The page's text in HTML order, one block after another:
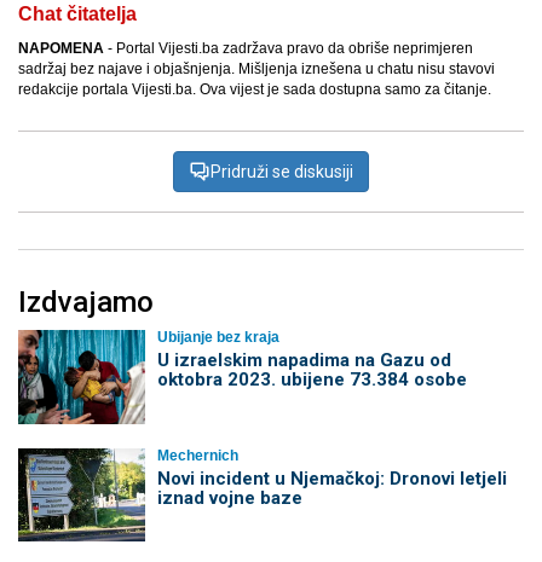
Chat čitatelja
NAPOMENA - Portal Vijesti.ba zadržava pravo da obriše neprimjeren
sadržaj bez najave i objašnjenja. Mišljenja iznešena u chatu nisu stavovi
redakcije portala Vijesti.ba. Ova vijest je sada dostupna samo za čitanje.
Pridruži se diskusiji
Izdvajamo
Ubijanje bez kraja
U izraelskim napadima na Gazu od
oktobra 2023. ubijene 73.384 osobe
Mechernich
Novi incident u Njemačkoj: Dronovi letjeli
iznad vojne baze